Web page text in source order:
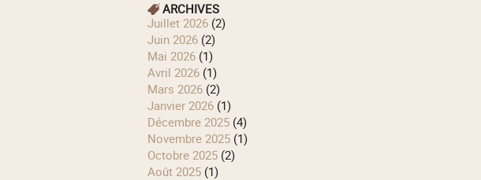
ARCHIVES
juillet 2026(2)
juin 2026(2)
mai 2026(1)
avril 2026(1)
mars 2026(2)
janvier 2026(1)
décembre 2025(4)
novembre 2025(1)
octobre 2025(2)
août 2025(1)